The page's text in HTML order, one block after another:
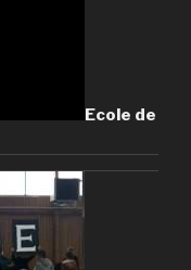
Ecole de